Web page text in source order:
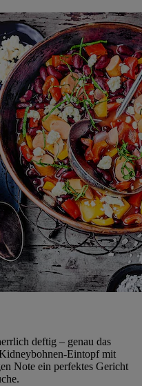
deftig – genau das
Eintopf mit
Note ein perfektes Gericht